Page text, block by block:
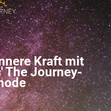
Kraft mit
The Journey-